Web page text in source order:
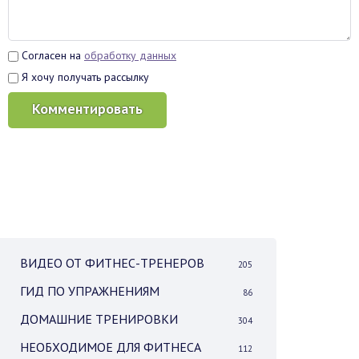
Согласен на обработку данных
Я хочу получать рассылку
Комментировать
ВИДЕО ОТ ФИТНЕС-ТРЕНЕРОВ 205
ГИД ПО УПРАЖНЕНИЯМ 86
ДОМАШНИЕ ТРЕНИРОВКИ 304
НЕОБХОДИМОЕ ДЛЯ ФИТНЕСА 112